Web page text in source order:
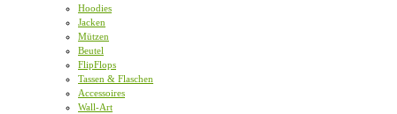
Hoodies
Jacken
Mützen
Beutel
FlipFlops
Tassen & Flaschen
Accessoires
Wall-Art